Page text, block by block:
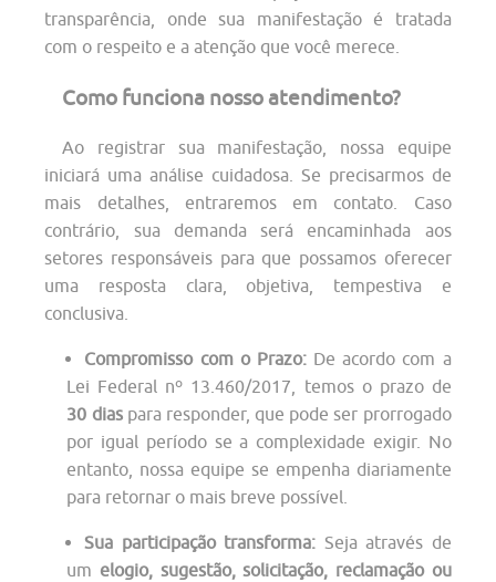
transparência, onde sua manifestação é tratada
com o respeito e a atenção que você merece.
Como funciona nosso atendimento?
Ao registrar sua manifestação, nossa equipe
iniciará uma análise cuidadosa. Se precisarmos de
mais detalhes, entraremos em contato. Caso
contrário, sua demanda será encaminhada aos
setores responsáveis para que possamos oferecer
uma resposta clara, objetiva, tempestiva e
conclusiva.
Compromisso com o Prazo:De acordo com a
Lei Federal nº 13.460/2017, temos o prazo de
30 diaspara responder, que pode ser prorrogado
por igual período se a complexidade exigir. No
entanto, nossa equipe se empenha diariamente
para retornar o mais breve possível.
Sua participação transforma: Seja através de
um elogio, sugestão, solicitação, reclamação ou